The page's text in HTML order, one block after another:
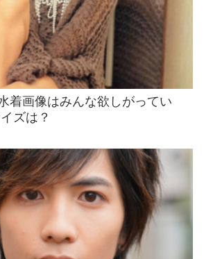
着画像はみんな欲しがってい
ズは？